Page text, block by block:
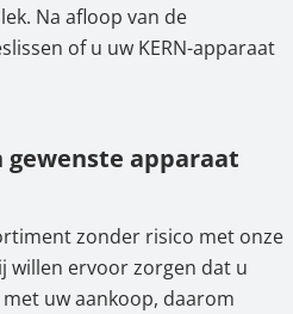
Na afloop van de
of u uw KERN-apparaat
gewenste apparaat
zonder risico met onze
willen ervoor zorgen dat u
uw aankoop, daarom